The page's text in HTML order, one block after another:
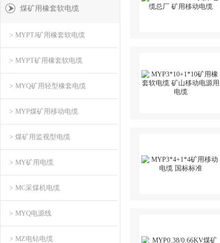
煤矿用橡套软电缆
> MYPTJ矿用橡套软电缆
> MYPT矿用橡套软电缆
> MYQ矿用轻型橡套电缆
> MYP煤矿用移动电缆
> 煤矿用监视型电缆
> MY矿用电缆
> MC采煤机电缆
> MYQ电源线
> MZ电钻电缆